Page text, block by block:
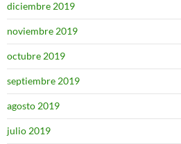
diciembre 2019
noviembre 2019
octubre 2019
septiembre 2019
agosto 2019
julio 2019